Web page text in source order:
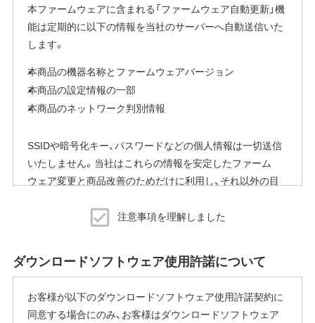
本ファームウェアに含まれる「ファームウェア自動更新」機
能は定期的に以下の情報を当社のサーバーへ自動送信いた
します。
本商品の機器名称とファームウェアバージョン
本商品の設定情報の一部
本商品のネットワーク判別情報
SSIDや暗号化キー、パスワードなどの個人情報は一切送信
いたしません。当社はこれらの情報を安定したファーム
ウェア変更と商品改善のためだけに利用し、それ以外の目
※本機能を停止する方法
完了後すぐにエアステーション設定ツールから商品本体の
設定画面を表示していただき、[管理]-[ファームウェア更新]
内の「ファームウェア自動更新機能」で"自動更新をしな
い"に変更することで停止いただけます。
注意事項を理解しました
ダウンロードソフトウェア使用許諾について
お客様が以下のダウンロードソフトウェア使用許諾契約に
同意する場合にのみ、お客様はダウンロードソフトウェア